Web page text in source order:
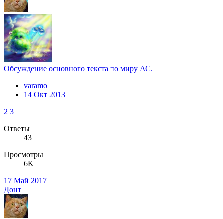
Обсуждение основного текста по миру АС.
varamo
14 Окт 2013
2 3
Ответы
43
Просмотры
6K
17 Май 2017
Донт